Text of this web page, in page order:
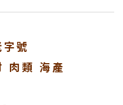
號
肉類 海產